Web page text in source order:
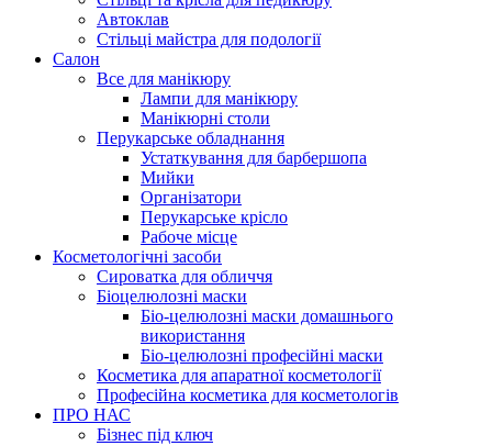
Автоклав
Стільці майстра для подології
Салон
Все для манікюру
Лампи для манікюру
Манікюрні столи
Перукарське обладнання
Устаткування для барбершопа
Мийки
Організатори
Перукарське крісло
Рабоче місце
Косметологічні засоби
Сироватка для обличчя
Біоцелюлозні маски
Біо-целюлозні маски домашнього
використання
Біо-целюлозні професійні маски
Косметика для апаратної косметології
Професійна косметика для косметологів
ПРО НАС
Бізнес під ключ